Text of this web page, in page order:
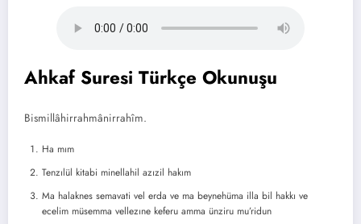
Ahkaf Suresi Türkçe Okunuşu​
Bismillâhirrahmânirrahîm.
Ha mım
Tenzılül kitabi minellahil azızil hakım
Ma halaknes semavati vel erda ve ma beynehüma illa bil hakkı ve
ecelim müsemma vellezıne keferu amma ünziru mu’ridun